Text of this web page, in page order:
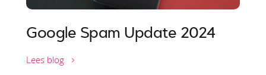
Google Spam Update 2024
Lees blog